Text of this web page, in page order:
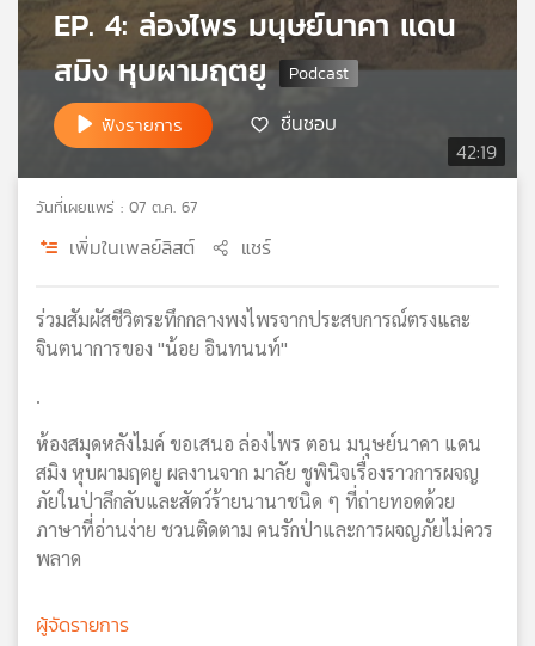
บี
เอส
แผนที่
วิทยุ
เครือ
42:19
EP. 4: ล่องไพร มนุษย์นาคา แดน
สมิง หุบผามฤตยู
ฟังรายการ ชื่นชอบ
วันที่เผยแพร่ : 07 ต.ค. 67
เพิ่มในเพลย์ลิสต์ แชร์
ร่วมสัมผัสชีวิตระทึกกลางพงไพรจากประสบการณ์ตรงและ
จินตนาการของ "น้อย อินทนนท์"
.
ห้องสมุดหลังไมค์ ขอเสนอ ล่องไพร ตอน มนุษย์นาคา แดน
สมิง หุบผามฤตยู ผลงานจาก มาลัย ชูพินิจเรื่องราวการผจญ
ภัยในป่าลึกลับและสัตว์ร้ายนานาชนิด ๆ ที่ถ่ายทอดด้วย
ภาษาที่อ่านง่าย ชวนติดตาม คนรักป่าและการผจญภัยไม่ควร
พลาด
ผู้จัดรายการ